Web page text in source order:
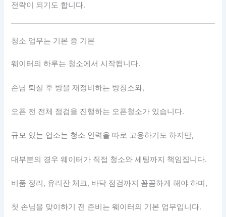
전략이 되기도 합니다.
청소 업무는 기본 중 기본
웨이터의 하루는 청소에서 시작됩니다.
손님 퇴실 후 방을 재정비하는 방청소와,
오픈 전 전체 점검을 진행하는 오픈청소가 있습니다.
규모 있는 업소는 청소 인력을 따로 고용하기도 하지만,
대부분의 경우 웨이터가 직접 청소와 세팅까지 책임집니다.
비품 정리, 유리잔 체크, 바닥 점검까지 꼼꼼하게 해야 하며,
첫 손님을 맞이하기 전 준비는 웨이터의 기본 업무입니다.